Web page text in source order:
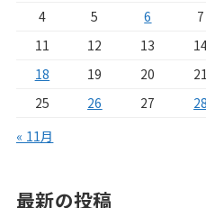
4
5 6 7
11
12 13
18
19 20 21
25
26 27 28
« 11月
最新の投稿